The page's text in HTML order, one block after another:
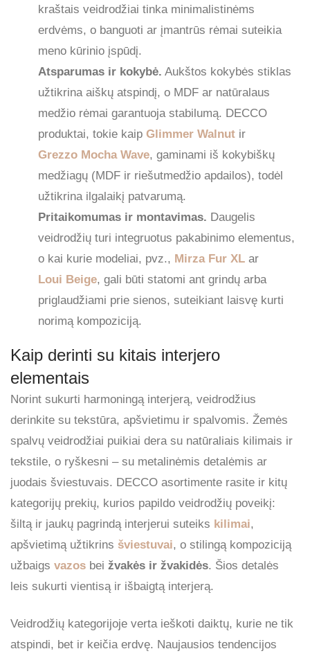
kraštais veidrodžiai tinka minimalistinėms
erdvėms, o banguoti ar įmantrūs rėmai suteikia
meno kūrinio įspūdį.
Atsparumas ir kokybė. Aukštos kokybės stiklas
užtikrina aiškų atspindį, o MDF ar natūralaus
medžio rėmai garantuoja stabilumą. DECCO
produktai, tokie kaip Glimmer Walnut ir
Grezzo Mocha Wave, gaminami iš kokybiškų
medžiagų (MDF ir riešutmedžio apdailos), todėl
užtikrina ilgalaikį patvarumą.
Pritaikomumas ir montavimas. Daugelis
veidrodžių turi integruotus pakabinimo elementus,
o kai kurie modeliai, pvz., Mirza Fur XL ar
Loui Beige, gali būti statomi ant grindų arba
priglaudžiami prie sienos, suteikiant laisvę kurti
norimą kompoziciją.
Kaip derinti su kitais interjero
elementais
Norint sukurti harmoningą interjerą, veidrodžius
derinkite su tekstūra, apšvietimu ir spalvomis. Žemės
spalvų veidrodžiai puikiai dera su natūraliais kilimais ir
tekstile, o ryškesni – su metalinėmis detalėmis ar
juodais šviestuvais. DECCO asortimente rasite ir kitų
kategorijų prekių, kurios papildo veidrodžių poveikį:
šiltą ir jaukų pagrindą interjerui suteiks kilimai,
apšvietimą užtikrins šviestuvai, o stilingą kompoziciją
užbaigs vazos bei žvakės ir žvakidės. Šios detalės
leis sukurti vientisą ir išbaigtą interjerą.
Veidrodžių kategorijoje verta ieškoti daiktų, kurie ne tik
atspindi, bet ir keičia erdvę. Naujausios tendencijos